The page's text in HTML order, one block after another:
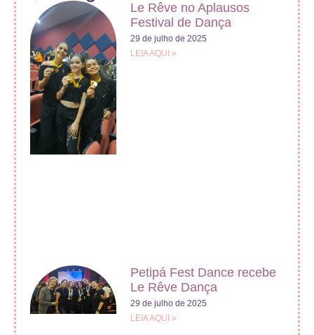
Le Rêve no Aplausos
Festival de Dança
29 de julho de 2025
LEIA AQUI »
Petipá Fest Dance recebe
Le Rêve Dança
29 de julho de 2025
LEIA AQUI »